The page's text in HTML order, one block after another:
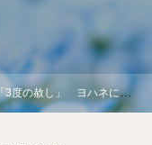
「3度の赦し」 ヨハネによる福音書21:15～25